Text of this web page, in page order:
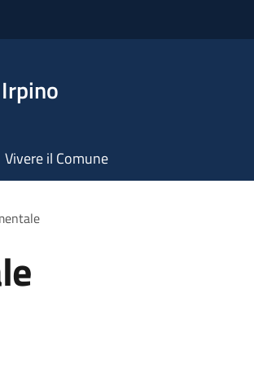
Vivere il Comune